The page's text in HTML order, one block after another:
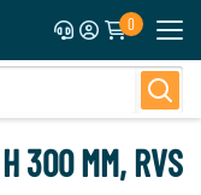
0
300 MM, RVS